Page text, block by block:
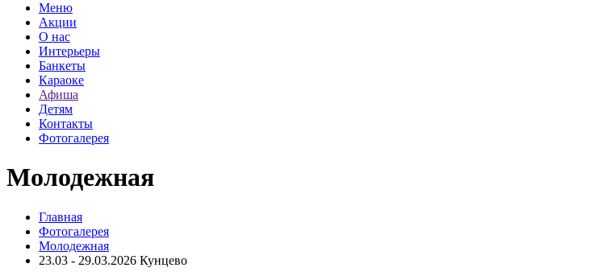
Меню
Акции
О нас
Интерьеры
Банкеты
Караоке
Афиша
Детям
Контакты
Фотогалерея
Молодежная
Главная
Фотогалерея
Молодежная
23.03 - 29.03.2026 Кунцево